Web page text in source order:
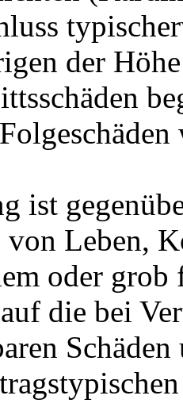
der
ist
Leben,
oder grob
die bei